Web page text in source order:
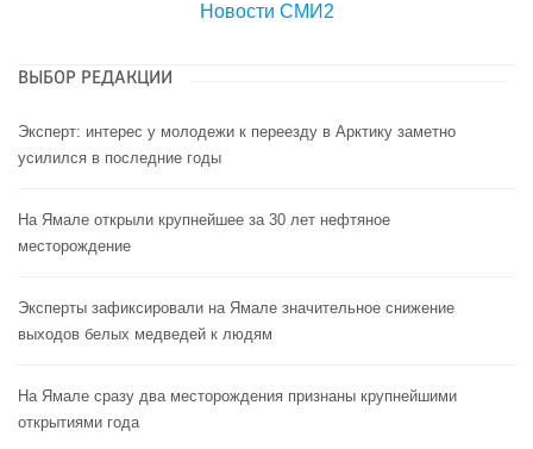
Новости СМИ2
ВЫБОР РЕДАКЦИИ
Эксперт: интерес у молодежи к переезду в Арктику заметно
усилился в последние годы
На Ямале открыли крупнейшее за 30 лет нефтяное
месторождение
Эксперты зафиксировали на Ямале значительное снижение
выходов белых медведей к людям
На Ямале сразу два месторождения признаны крупнейшими
открытиями года